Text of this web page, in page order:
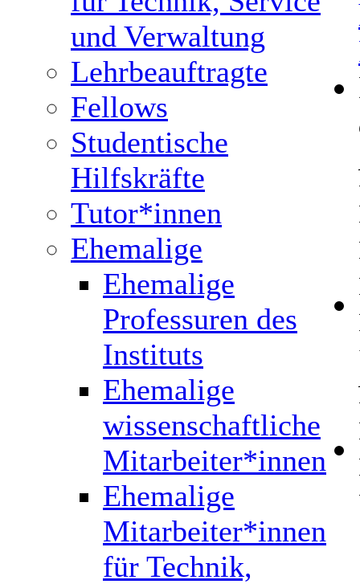
und Verwaltung
Lehrbeauftragte
Fellows
Studentische
Hilfskräfte
Tutor*innen
Ehemalige
Ehemalige
Professuren des
Instituts
Ehemalige
wissenschaftliche
Mitarbeiter*innen
Ehemalige
Mitarbeiter*innen
für Technik,